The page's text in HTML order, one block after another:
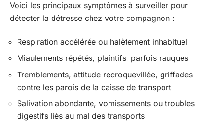
Voici les principaux symptômes à surveiller pour
détecter la détresse chez votre compagnon :
Respiration accélérée ou halètement inhabituel
Miaulements répétés, plaintifs, parfois rauques
Tremblements, attitude recroquevillée, griffades
contre les parois de la caisse de transport
Salivation abondante, vomissements ou troubles
digestifs liés au mal des transports